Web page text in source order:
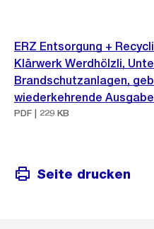
ERZ Entsorgung +
Klärwerk Werdhölzli,
Brandschutzanlagen,
wiederkehrende
PDF | 229 KB
Seite drucken